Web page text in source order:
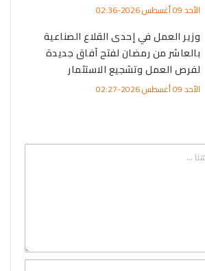
الأحد 09 أغسطس 2026-02:36
وزير العمل في إحدى القلاع الصناعية
بالعاشر من رمضان لفتح آفاق جديدة
لفرص العمل وتشجيع الاستثمار
الأحد 09 أغسطس 2026-02:27